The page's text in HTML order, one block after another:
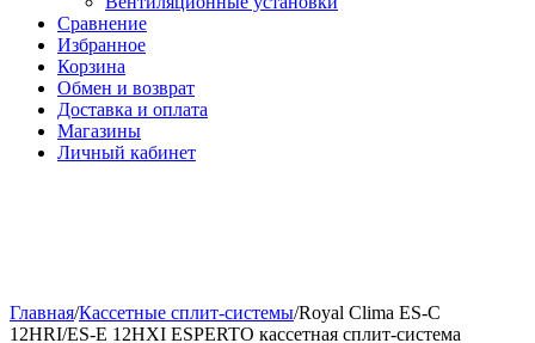
Сравнение
Избранное
Корзина
Обмен и возврат
Доставка и оплата
Магазины
Личный кабинет
Главная/Кассетные сплит-системы/Royal Clima ES-C
12HRI/ES-E 12HXI ESPERTO кассетная сплит-система